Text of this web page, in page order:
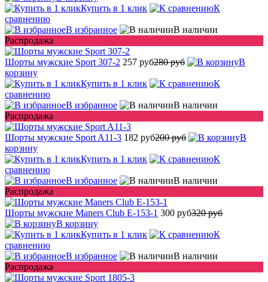
Купить в 1 клик
К
сравнению
В избранное
В наличии
Распродажа
Шорты мужские Sport 307-2 257 руб280 руб
В
корзину
Купить в 1 клик
К
сравнению
В избранное
В наличии
Распродажа
Шорты мужские Sport A11-3 182 руб200 руб
В
корзину
Купить в 1 клик
К
сравнению
В избранное
В наличии
Распродажа
Шорты мужские Maners Club E-153-1 300 руб320 руб
В корзину
Купить в 1 клик
К
сравнению
В избранное
В наличии
Распродажа